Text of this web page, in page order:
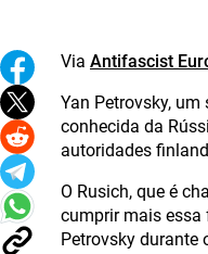
Via Antifascist
Yan Petrovsky,
conhecida da
autoridades
O Rusich, que é
cumprir mais essa
Petrovsky durante